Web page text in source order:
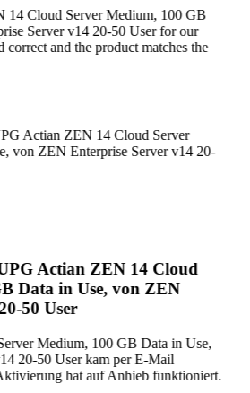
Cloud Server Medium, 100 GB
Server v14 20-50 User for our
and the product matches the
Actian ZEN 14 Cloud Server
von ZEN Enterprise Server v14 20-
Actian ZEN 14 Cloud
Data in Use, von ZEN
50 User
Medium, 100 GB Data in Use,
20-50 User kam per E-Mail
hat auf Anhieb funktioniert.